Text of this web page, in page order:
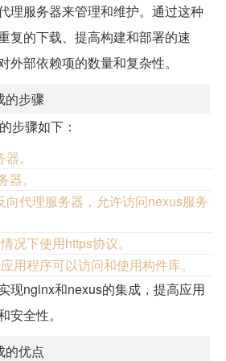
理服务器来管理和维护。通过这种
复的下载、提高构建和部署的速
外部依赖项的数量和复杂性。
的步骤
步骤如下：
。
。
向代理服务器，允许访问nexus服务
况下使用https协议。
用程序可以访问和使用构件库。
现nginx和nexus的集成，提高应用
安全性。
的优点